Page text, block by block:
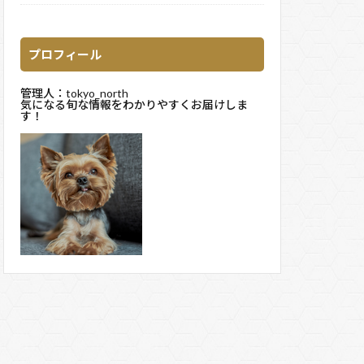
プロフィール
管理人：tokyo_north
気になる旬な情報をわかりやすくお届けしま
す！